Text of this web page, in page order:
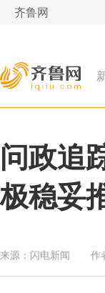
齐鲁网
问政追
极稳妥
来源： 闪电新闻 作